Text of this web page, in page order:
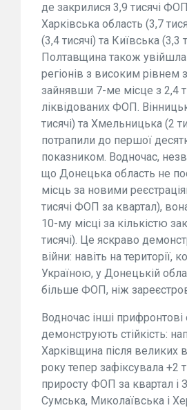
де закрилися 3,9 тисячі
Харківська область (3,7
(3,4 тисячі) та Київська (3,3
Полтавщина також
регіонів з високим рівнем
зайнявши 7-ме місце з 2,4
ліквідованих ФОП.
тисячі) та Хмельницька (2
потрапили до першої
показником. Водночас,
що Донецька область не
місць за новими
тисячі ФОП за квартал),
10-му місці за кількістю
тисячі). Це яскраво
війни: навіть на території,
Україною, у Донецькій
більше ФОП, ніж
Водночас інші прифронтові
демонструють стійкість:
Харківщина після великих
року тепер зафіксувала +2
приросту ФОП за квартал і
Сумська, Миколаївська і